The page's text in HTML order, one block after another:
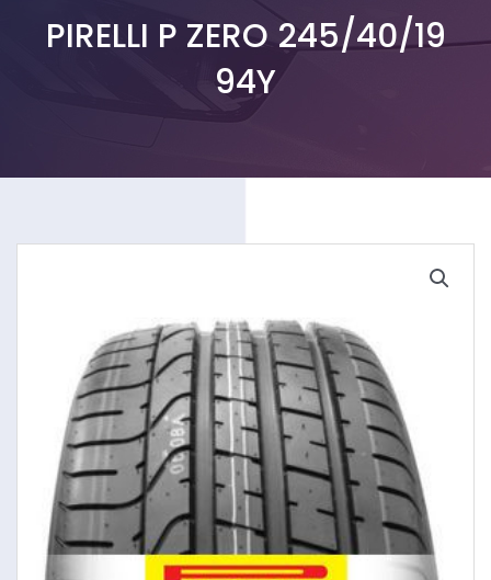
PIRELLI P ZERO 245/40/19
94Y